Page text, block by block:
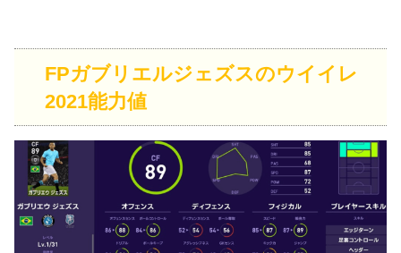
FPガブリエルジェズスのウイイレ
2021能力値